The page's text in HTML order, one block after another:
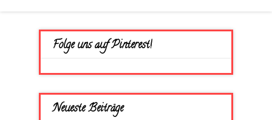
Folge uns auf Pinterest!
Neueste Beiträge